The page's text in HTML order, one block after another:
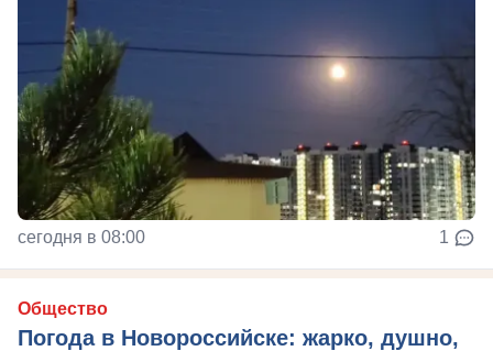
сегодня в 08:00 1
Общество
Погода в Новороссийске: жарко, душно,